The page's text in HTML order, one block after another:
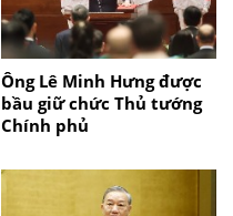
Ông Lê Minh Hưng được
bầu giữ chức Thủ tướng
Chính phủ